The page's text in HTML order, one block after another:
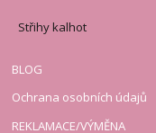
Střihy kalhot
BLOG
Ochrana osobních údajů
REKLAMACE/VÝMĚNA